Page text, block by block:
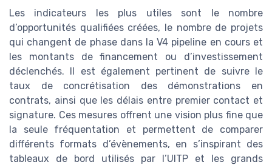
Les indicateurs les plus utiles sont le nombre
d’opportunités qualifiées créées, le nombre de projets
qui changent de phase dans la V4 pipeline en cours et
les montants de financement ou d’investissement
déclenchés. Il est également pertinent de suivre le
taux de concrétisation des démonstrations en
contrats, ainsi que les délais entre premier contact et
signature. Ces mesures offrent une vision plus fine que
la seule fréquentation et permettent de comparer
différents formats d’évènements, en s’inspirant des
tableaux de bord utilisés par l’UITP et les grands